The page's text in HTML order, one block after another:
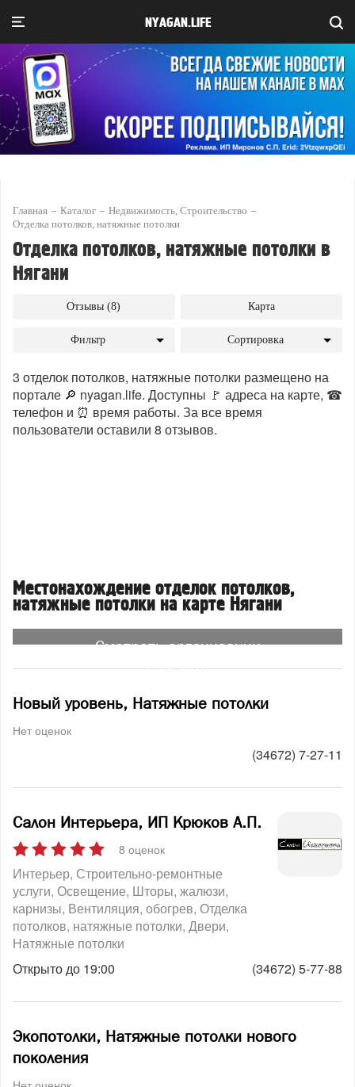
NYAGAN.LIFE
Главная Каталог
Недвижимость, Строительство
Отделка потолков, натяжные потолки
Отделка потолков, натяжные потолки в
Нягани
Отзывы (8) Карта
Фильтр Сортировка
3 отделок потолков, натяжные потолки размещено на
портале 🔎 nyagan.life. Доступны 🚩 адреса на карте, ☎
телефон и ⏰ время работы. За все время
пользователи оставили 8 отзывов.
Местонахождение отделок потолков,
натяжные потолки на карте Нягани
Смотреть организации
на карте
Новый уровень, Натяжные потолки
Нет оценок
(34672) 7-27-11
Салон Интерьера, ИП Крюков А.П.
8 оценок
Интерьер Строительно-ремонтные
услуги Освещение Шторы, жалюзи,
карнизы Вентиляция, обогрев Отделка
потолков, натяжные потолки Двери
Натяжные потолки
Открыто до 19:00
(34672) 5-77-88
Экопотолки, Натяжные потолки нового
поколения